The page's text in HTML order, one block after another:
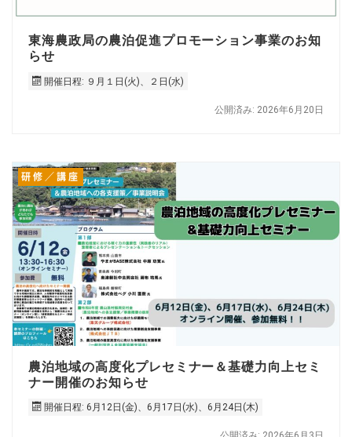
東海農政局の農泊促進プロモーション事業のお知
らせ
開催日程: ９月１日(火)、２日(水)
公開済み: 2026年6月20日
研修／講座
農泊地域の高度化プレセミナー＆基礎力向上セミ
ナー開催のお知らせ
開催日程: 6月12日(金)、6月17日(水)、6月24日(木)